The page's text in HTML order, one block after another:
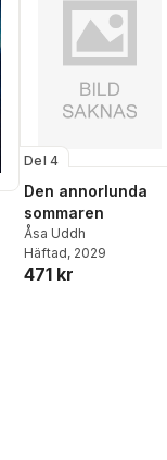
Del 4
Den annorlunda
sommaren
Åsa Uddh
Häftad, 2029
471 kr